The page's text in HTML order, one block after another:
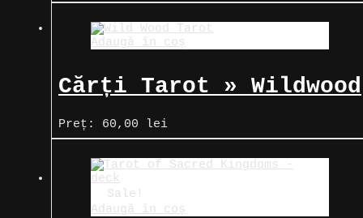
Adaugă în coș
Cărți Tarot » Wildwood
Tarot
Preț: 60,00 lei
Sale!
Adaugă în coș